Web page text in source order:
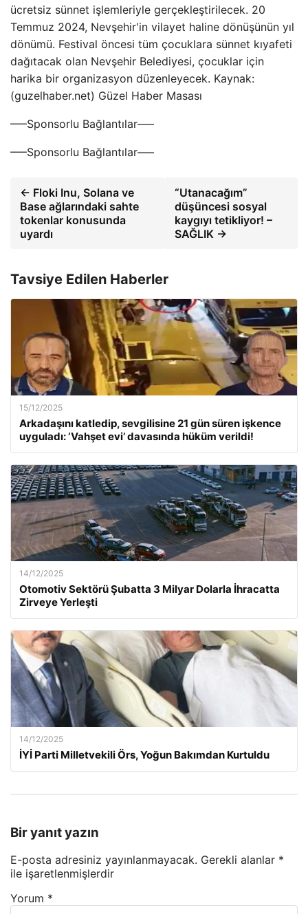
ücretsiz sünnet işlemleriyle gerçekleştirilecek. 20
Temmuz 2024, Nevşehir'in vilayet haline dönüşünün yıl
dönümü. Festival öncesi tüm çocuklara sünnet kıyafeti
dağıtacak olan Nevşehir Belediyesi, çocuklar için
harika bir organizasyon düzenleyecek. Kaynak:
(guzelhaber.net) Güzel Haber Masası
—–Sponsorlu Bağlantılar—–
—–Sponsorlu Bağlantılar—–
← Floki Inu, Solana ve
Base ağlarındaki sahte
tokenlar konusunda
uyardı
“Utanacağım”
düşüncesi sosyal
kaygıyı tetikliyor! –
SAĞLIK →
Tavsiye Edilen Haberler
15/12/2025
Arkadaşını katledip, sevgilisine 21 gün süren işkence
uyguladı: ‘Vahşet evi’ davasında hüküm verildi!
14/12/2025
Otomotiv Sektörü Şubatta 3 Milyar Dolarla İhracatta
Zirveye Yerleşti
14/12/2025
İYİ Parti Milletvekili Örs, Yoğun Bakımdan Kurtuldu
Bir yanıt yazın
E-posta adresiniz yayınlanmayacak. Gerekli alanlar *
ile işaretlenmişlerdir
Yorum *